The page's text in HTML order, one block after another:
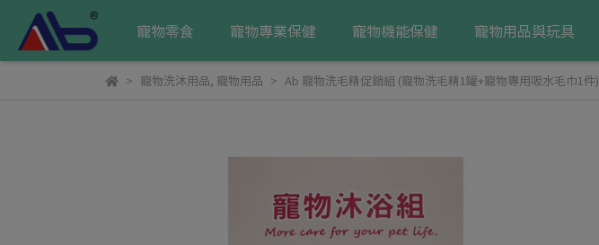
寵物零食 寵物專業保健 寵物機能保健 寵物用品與玩具
寵物洗沐用品, 寵物用品 Ab 寵物洗毛精促銷組 (寵物洗毛精1罐+寵物專用吸水毛巾1件)